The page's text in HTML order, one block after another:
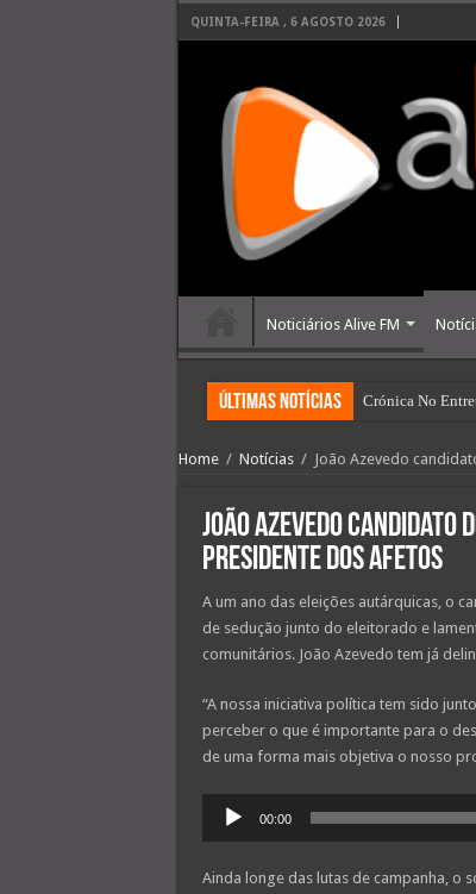
QUINTA-FEIRA , 6 AGOSTO 2026
Noticiários Alive FM
últimas Notícias Crónica No
Home / Notícias / João Azevedo
João Azevedo candidato
Presidente dos afetos
A um ano das eleições autárquicas, o
de sedução junto do eleitorado e
comunitários. João Azevedo tem já
“A nossa iniciativa política tem sido
perceber o que é importante para o
de uma forma mais objetiva o nosso
Reprodutor
00:00
Ainda longe das lutas de campanha, o